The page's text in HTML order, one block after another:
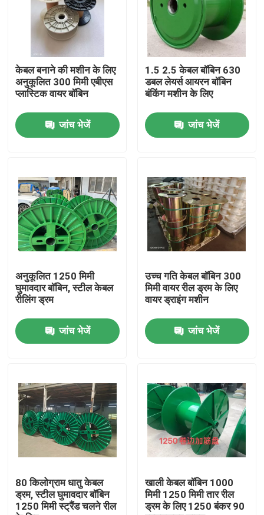
उत्पाद
वीडियो
हमारे बारे में
कारखाने का दौरा
हमसे संपर्क करें
एक उद्धरण का अनुरोध करें
वायर एक्सट्रूडर मशीन
केबल बनाने की मशीन के लिए
अनुकूलित 300 मिमी एबीएस
प्लास्टिक वायर बॉबिन
जांच भेजें
1.5 2.5 केबल बॉबिन 630
डबल लेयर्स आयरन बॉबिन
बंकिंग मशीन के लिए
जांच भेजें
अनुकूलित 1250 मिमी
घुमावदार बॉबिन, स्टील केबल
रीलिंग ड्रम
जांच भेजें
उच्च गति केबल बॉबिन 300
मिमी वायर रील ड्रम के लिए
वायर ड्राइंग मशीन
जांच भेजें
80 किलोग्राम धातु केबल
ड्रम, स्टील घुमावदार बॉबिन
1250 मिमी स्ट्रैंड चलने रील
खाली केबल बॉबिन 1000
मिमी 1250 मिमी तार रील
ड्रम के लिए 1250 बंकर 90